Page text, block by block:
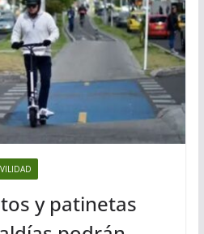
y patinetas